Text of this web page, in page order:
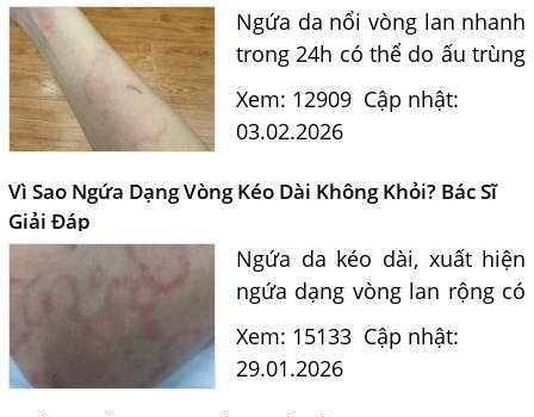
Ngứa da nổi vòng lan nhanh
trong 24h có thể do ấu trùng
giun sán Toxocara. Bác sĩ tư
vấn xét nghiệm Elisa và điều
Xem: 12909 Cập nhật:
03.02.2026
Vì Sao Ngứa Dạng Vòng Kéo Dài Không Khỏi? Bác Sĩ
Giải Đáp
Ngứa da kéo dài, xuất hiện
ngứa dạng vòng lan rộng có
thể do ấu trùng giun sán
Toxocara. Bác sĩ tư vấn
Xem: 15133 Cập nhật:
29.01.2026
Một Số Điều Cần Biết Về Ký Sinh Trùng Demodex Trên Da
Nguyên Nhân Và Tác Hại Của Bệnh Giun Chỉ Bạch Huyết